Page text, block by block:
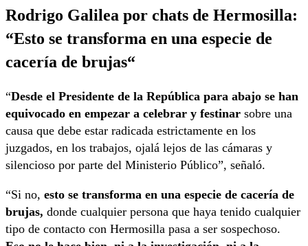
Rodrigo Galilea por chats de Hermosilla:
“Esto se transforma en una especie de
cacería de brujas“
“Desde el Presidente de la República para abajo se han
equivocado en empezar a celebrar y festinar sobre una
causa que debe estar radicada estrictamente en los
juzgados, en los trabajos, ojalá lejos de las cámaras y
silencioso por parte del Ministerio Público”, señaló.
“Si no, esto se transforma en una especie de cacería de
brujas, donde cualquier persona que haya tenido cualquier
tipo de contacto con Hermosilla pasa a ser sospechoso.